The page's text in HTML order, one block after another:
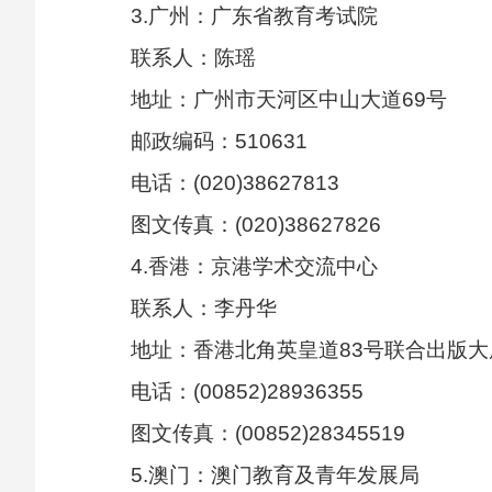
3.广州：广东省教育考试院
联系人：陈瑶
地址：广州市天河区中山大道69号
邮政编码：510631
电话：(020)38627813
图文传真：(020)38627826
4.香港：京港学术交流中心
联系人：李丹华
地址：香港北角英皇道83号联合出版
电话：(00852)28936355
图文传真：(00852)28345519
5.澳门：澳门教育及青年发展局